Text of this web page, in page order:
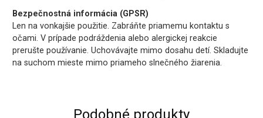
Bezpečnostná informácia (GPSR)
Len na vonkajšie použitie. Zabráňte priamemu kontaktu s
očami. V prípade podráždenia alebo alergickej reakcie
prerušte používanie. Uchovávajte mimo dosahu detí. Skladujte
na suchom mieste mimo priameho slnečného žiarenia.
Podobné produkty